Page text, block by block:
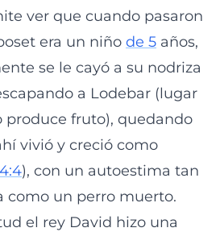
ver que cuando pasaron
era un niño de 5 años,
se le cayó a su nodriza
a Lodebar (lugar
produce fruto), quedando
vivió y creció como
), con un autoestima tan
como un perro muerto.
el rey David hizo una